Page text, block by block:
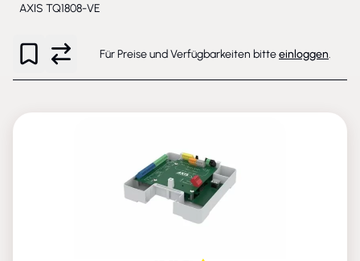
AXIS TQ1808-VE
Für Preise und Verfügbarkeiten bitteeinloggen.